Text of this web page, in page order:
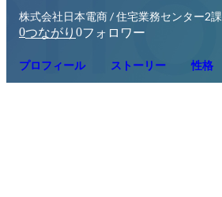
株式会社日本電商 / 住宅業務センター2課
0つながり 0フォロワー
プロフィール ストーリー 性格